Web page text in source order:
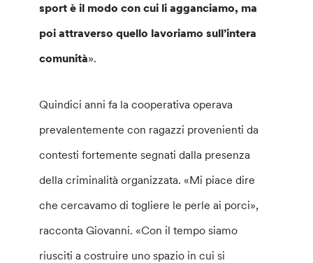
sport è il modo con cui li agganciamo, ma
poi attraverso quello lavoriamo sull’intera
comunità».
Quindici anni fa la cooperativa operava
prevalentemente con ragazzi provenienti da
contesti fortemente segnati dalla presenza
della criminalità organizzata. «Mi piace dire
che cercavamo di togliere le perle ai porci»,
racconta Giovanni. «Con il tempo siamo
riusciti a costruire uno spazio in cui si